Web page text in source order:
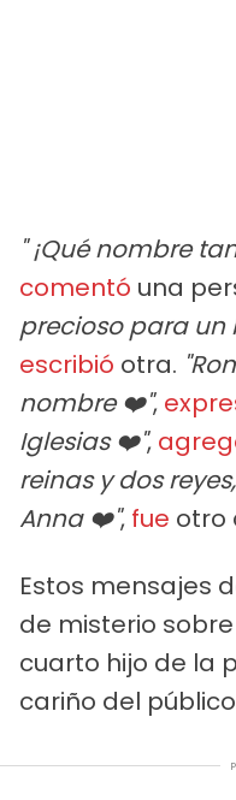
" ¡Qué nombre
comentó una
precioso para
escribió otra.
nombre ❤️",
Iglesias ❤️",
reinas y dos
Anna ❤️", fue otro
Estos mensajes
de misterio
cuarto hijo de la
cariño del